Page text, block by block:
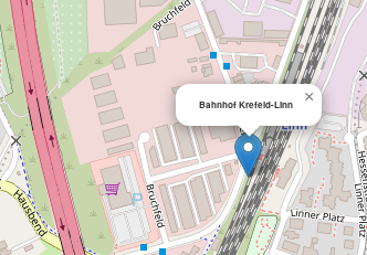
Bahnhof Krefeld-Linn ×